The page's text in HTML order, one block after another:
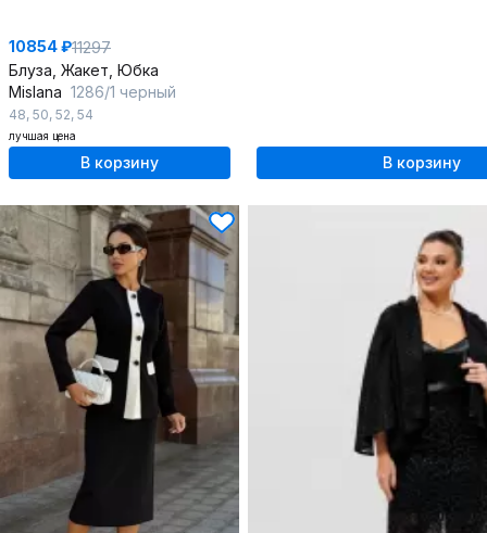
10854 ₽11297
Блуза, Жакет, Юбка
Mislana 1286/1 черный
48, 50, 52, 54
лучшая цена
В корзину В корзину